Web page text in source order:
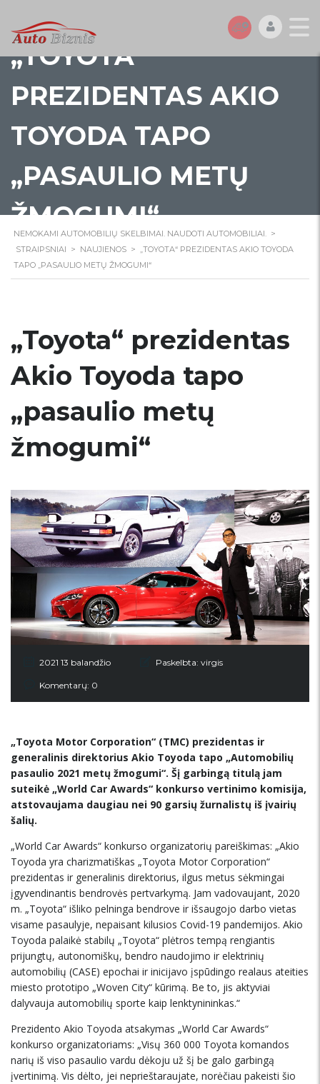
„TOYOTA“
PREZIDENTAS AKIO
TOYODA TAPO
„PASAULIO METŲ
ŽMOGUMI“
NEMOKAMI AUTOMOBILIŲ SKELBIMAI. NAUDOTI AUTOMOBILIAI. >
STRAIPSNIAI > NAUJIENOS > „TOYOTA“ PREZIDENTAS AKIO TOYODA
TAPO „PASAULIO METŲ ŽMOGUMI“
„Toyota“ prezidentas
Akio Toyoda tapo
„pasaulio metų
žmogumi“
2021 13 balandžio Paskelbta: virgis
Komentarų: 0
„Toyota Motor Corporation“ (TMC) prezidentas ir
generalinis direktorius Akio Toyoda tapo „Automobilių
pasaulio 2021 metų žmogumi“. Šį garbingą titulą jam
suteikė „World Car Awards“ konkurso vertinimo komisija,
atstovaujama daugiau nei 90 garsių žurnalistų iš įvairių
šalių.
„World Car Awards“ konkurso organizatorių pareiškimas: „Akio
Toyoda yra charizmatiškas „Toyota Motor Corporation“
prezidentas ir generalinis direktorius, ilgus metus sėkmingai
įgyvendinantis bendrovės pertvarkymą. Jam vadovaujant, 2020
m. „Toyota“ išliko pelninga bendrove ir išsaugojo darbo vietas
visame pasaulyje, nepaisant kilusios Covid-19 pandemijos. Akio
Toyoda palaikė stabilų „Toyota“ plėtros tempą rengiantis
prijungtų, autonomiškų, bendro naudojimo ir elektrinių
automobilių (CASE) epochai ir inicijavo įspūdingo realaus ateities
miesto prototipo „Woven City“ kūrimą. Be to, jis aktyviai
dalyvauja automobilių sporte kaip lenktynininkas.“
Prezidento Akio Toyoda atsakymas „World Car Awards“
konkurso organizatoriams: „Visų 360 000 Toyota komandos
narių iš viso pasaulio vardu dėkoju už šį be galo garbingą
įvertinimą. Vis dėlto, jei neprieštaraujate, norėčiau pakeisti šio